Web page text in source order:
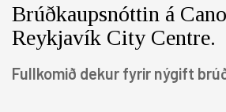
Brúðkaupsnóttin á
Reykjavík City Centre.
Fullkomið dekur fyrir nýgift